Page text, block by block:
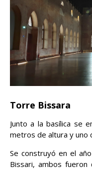
Torre Bissara
Junto a la basílica se
metros de altura y uno
Se construyó en el
Bissari, ambos